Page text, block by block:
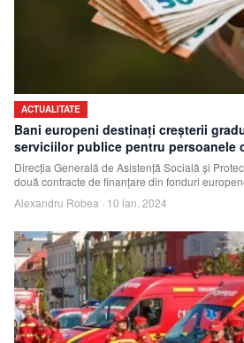
ACTUALITATE
Bani europeni destinați creșterii
serviciilor publice pentru persoanele
Direcția Generală de Asistență Socială și
două contracte de finanțare din fonduri
Alexandru Robea · 10 ian. 2024